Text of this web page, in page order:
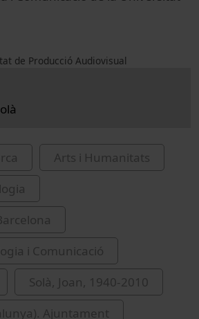
de Producció Audiovisual
Arts i Humanitats
i Comunicació
Solà, Joan, 1940-2010
Ajuntament